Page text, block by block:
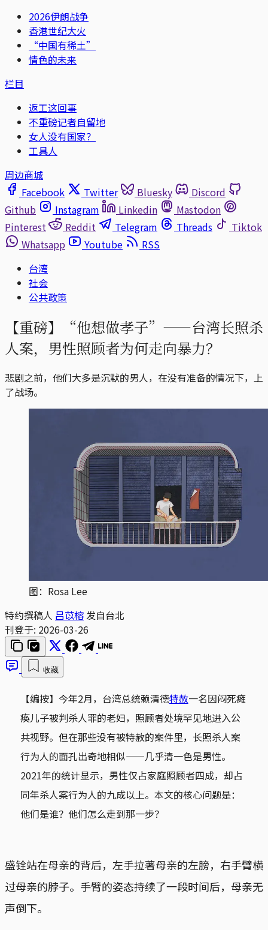
2026伊朗战争
香港世纪大火
“中国有稀土”
情色的未来
栏目
返工这回事
不重磅记者自留地
女人没有国家？
工具人
周边商城
Facebook
Twitter Bluesky
Discord
Github
Instagram Linkedin
Mastodon
Pinterest
Reddit Telegram Threads
Tiktok
Whatsapp
Youtube
RSS
台湾
社会
公共政策
【重磅】“他想做孝子”——台湾长照杀
人案，男性照顾者为何走向暴力？
悲剧之前，他们大多是沉默的男人，在没有准备的情况下，上
了战场。
图：Rosa Lee
特约撰稿人 吕苡榕 发自台北
刊登于: 2026-03-26
收藏
【编按】今年2月，台湾总统赖清德特赦一名因闷死瘫
痪儿子被判杀人罪的老妇，照顾者处境罕见地进入公
共视野。但在那些没有被特赦的案件里，长照杀人案
行为人的面孔出奇地相似——几乎清一色是男性。
2021年的统计显示，男性仅占家庭照顾者四成，却占
同年杀人案行为人的九成以上。本文的核心问题是：
他们是谁？他们怎么走到那一步？
盛铨站在母亲的背后，左手拉著母亲的左膀，右手臂横
过母亲的脖子。手臂的姿态持续了一段时间后，母亲无
声倒下。